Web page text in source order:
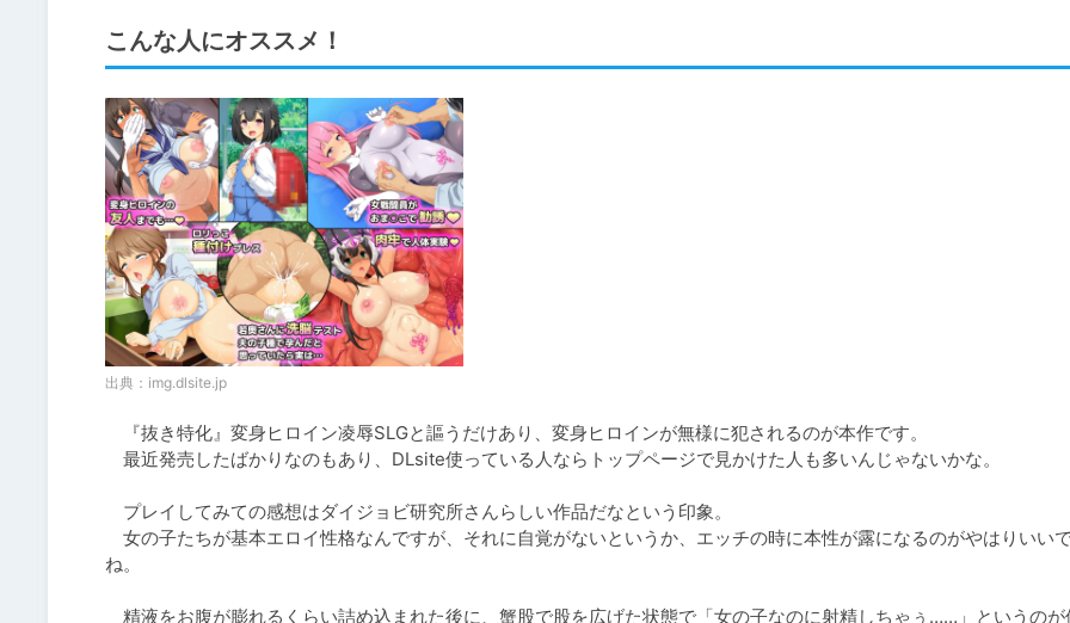
こんな人にオススメ！
出典： img.dlsite.jp
『抜き特化』変身ヒロイン凌辱SLGと謳うだけあり、変身ヒロインが無様に犯されるのが本作です。
最近発売したばかりなのもあり、DLsite使っている人ならトップページで見かけた人も多いんじゃないかな。
プレイしてみての感想はダイジョビ研究所さんらしい作品だなという印象。
女の子たちが基本エロイ性格なんですが、それに自覚がないというか、エッチの時に本性が露になるのがやはりいい
ね。
精液をお腹が膨れるくらい詰め込まれた後に、蟹股で股を広げた状態で「女の子なのに射精しちゃぅ……」というのが